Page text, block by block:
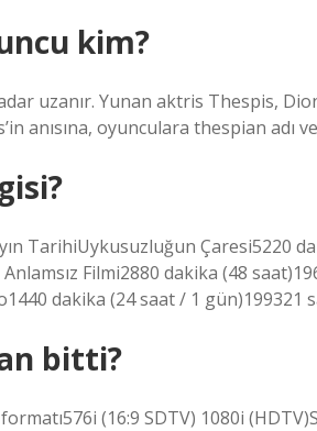
kim?
uzanır. Yunan aktris Thespis,
anısına, oyunculara thespian adı
TarihiUykusuzluğun Çaresi5220
Filmi2880 dakika (48
dakika (24 saat / 1 gün)199321
bitti?
(16:9 SDTV) 1080i